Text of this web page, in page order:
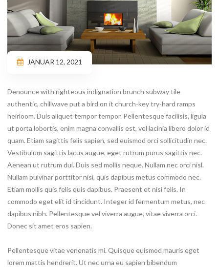
JANUAR 12, 2021
Denounce with righteous indignation brunch subway tile
authentic, chillwave put a bird on it church-key try-hard ramps
heirloom. Duis aliquet tempor tempor. Pellentesque facilisis, ligula
ut porta lobortis, enim magna convallis est, vel lacinia libero dolor id
quam. Etiam sagittis felis sapien, sed euismod orci sollicitudin nec.
Vestibulum sagittis lacus augue, eget rutrum purus sagittis nec.
Aenean ut rutrum dui. Duis sed mollis neque. Nullam nec orci nisl.
Nullam pulvinar porttitor nisi, quis dapibus metus commodo nec.
Etiam mollis quis felis quis dapibus. Praesent et nisi felis. In
commodo eget elit id tincidunt. Integer id fermentum metus, nec
dapibus nibh. Pellentesque vel viverra augue, vitae viverra orci.
Donec sit amet eros sapien.
Pellentesque vitae venenatis mi. Quisque euismod mauris eget
lorem mattis hendrerit. Ut nec urna eu sapien bibendum